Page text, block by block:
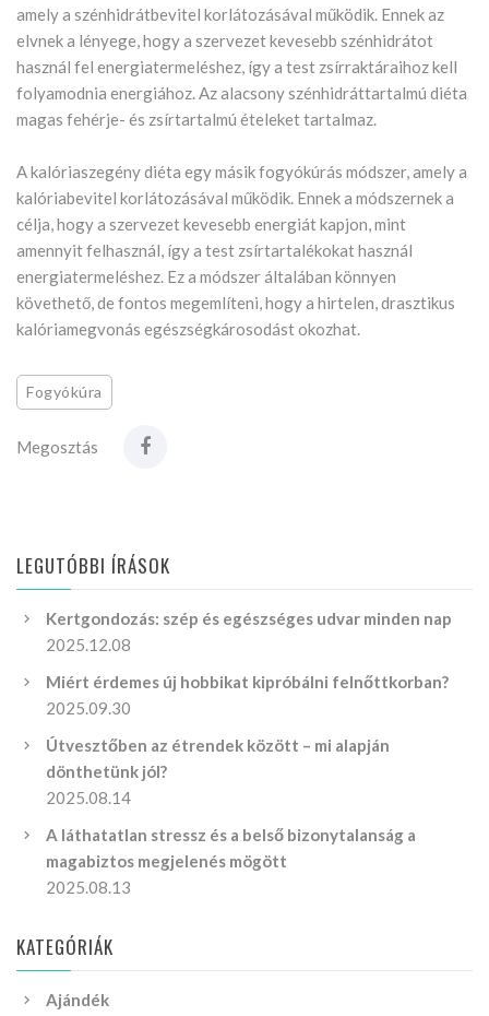
amely a szénhidrátbevitel korlátozásával működik. Ennek az
elvnek a lényege, hogy a szervezet kevesebb szénhidrátot
használ fel energiatermeléshez, így a test zsírraktáraihoz kell
folyamodnia energiához. Az alacsony szénhidráttartalmú diéta
magas fehérje- és zsírtartalmú ételeket tartalmaz.
A kalóriaszegény diéta egy másik fogyókúrás módszer, amely a
kalóriabevitel korlátozásával működik. Ennek a módszernek a
célja, hogy a szervezet kevesebb energiát kapjon, mint
amennyit felhasznál, így a test zsírtartalékokat használ
energiatermeléshez. Ez a módszer általában könnyen
követhető, de fontos megemlíteni, hogy a hirtelen, drasztikus
kalóriamegvonás egészségkárosodást okozhat.
Fogyókúra
Megosztás
LEGUTÓBBI ÍRÁSOK
Kertgondozás: szép és egészséges udvar minden nap
2025.12.08
Miért érdemes új hobbikat kipróbálni felnőttkorban?
2025.09.30
Útvesztőben az étrendek között – mi alapján
dönthetünk jól?
2025.08.14
A láthatatlan stressz és a belső bizonytalanság a
magabiztos megjelenés mögött
2025.08.13
KATEGÓRIÁK
Ajándék